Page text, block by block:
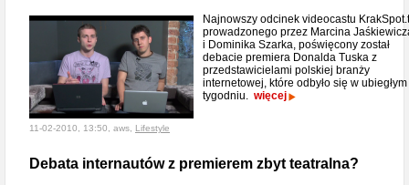
Najnowszy odcinek videocastu
prowadzonego przez Marcina
i Dominika Szarka, poświęcony został
debacie premiera Donalda Tuska z
przedstawicielami polskiej branży
internetowej, które odbyło się w ubiegłym
tygodniu. więcej
11-02-2010, 13:50, aws, Lifestyle
Debata internautów z premierem zbyt teatralna?